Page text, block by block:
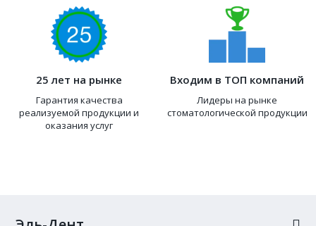
25 лет на рынке
Гарантия качества
реализуемой продукции и
оказания услуг
Входим в ТОП компаний
Лидеры на рынке
стоматологической продукции